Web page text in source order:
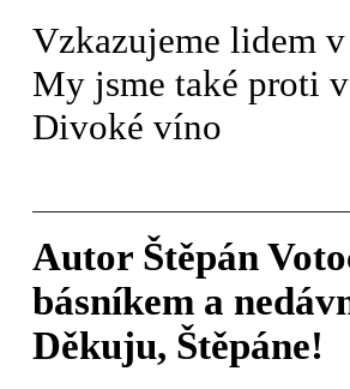
Vzkazujeme lidem
My jsme také proti
Divoké víno
Autor Štěpán
básníkem a
Děkuju, Štěpáne!